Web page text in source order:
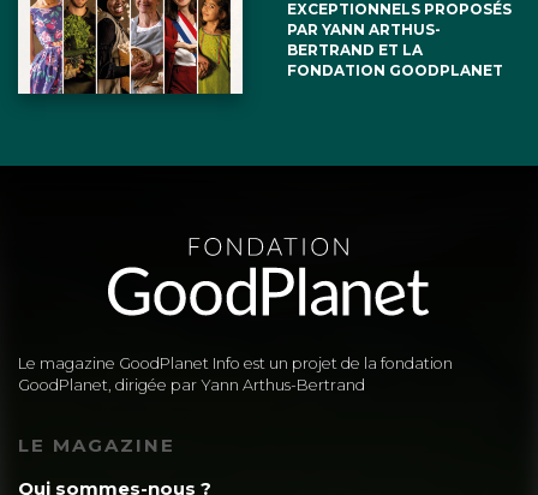
EXCEPTIONNELS PROPOSÉS
PAR YANN ARTHUS-
BERTRAND ET LA
FONDATION GOODPLANET
Le magazine GoodPlanet Info est un projet de la fondation
GoodPlanet, dirigée par Yann Arthus-Bertrand
LE MAGAZINE
Qui sommes-nous ?